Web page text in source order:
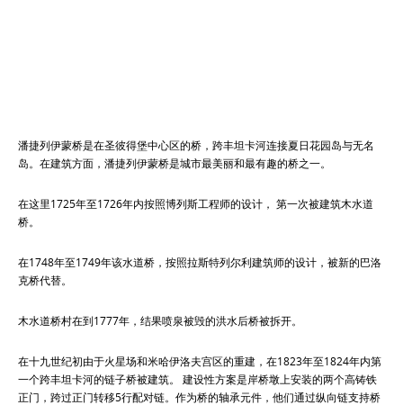
潘捷列伊蒙桥是在圣彼得堡中心区的桥，跨丰坦卡河连接夏日花园岛与无名
岛。在建筑方面，潘捷列伊蒙桥是城市最美丽和最有趣的桥之一。
在这里1725年至1726年内按照博列斯工程师的设计， 第一次被建筑木水道
桥。
在1748年至1749年该水道桥，按照拉斯特列尔利建筑师的设计，被新的巴洛
克桥代替。
木水道桥村在到1777年，结果喷泉被毁的洪水后桥被拆开。
在十九世纪初由于火星场和米哈伊洛夫宫区的重建，在1823年至1824年内第
一个跨丰坦卡河的链子桥被建筑。 建设性方案是岸桥墩上安装的两个高铸铁
正门，跨过正门转移5行配对链。作为桥的轴承元件，他们通过纵向链支持桥